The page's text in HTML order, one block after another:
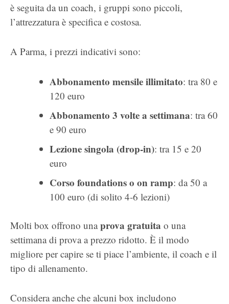
è seguita da un coach, i gruppi sono piccoli,
l’attrezzatura è specifica e costosa.
A Parma, i prezzi indicativi sono:
Abbonamento mensile illimitato: tra 80 e
120 euro
Abbonamento 3 volte a settimana: tra 60
e 90 euro
Lezione singola (drop-in): tra 15 e 20
euro
Corso foundations o on ramp: da 50 a
100 euro (di solito 4-6 lezioni)
Molti box offrono unaprova gratuita o una
settimana di prova a prezzo ridotto. È il modo
migliore per capire se ti piace l’ambiente, il coach e il
tipo di allenamento.
Considera anche che alcuni box includono